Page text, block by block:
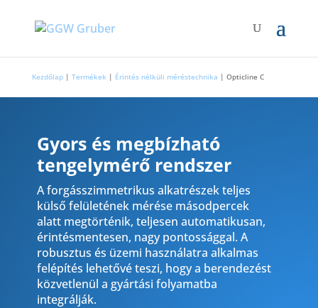
Kezdőlap| Termékek | Érintés nélküli méréstechnika | Opticline C
Gyors és megbízható
tengelymérő rendszer
A forgásszimmetrikus alkatrészek teljes
külső felületének mérése másodpercek
alatt megtörténik, teljesen automatikusan,
érintésmentesen, nagy pontossággal. A
robusztus és üzemi használatra alkalmas
felépítés lehetővé teszi, hogy a berendezést
közvetlenül a gyártási folyamatba
integrálják.